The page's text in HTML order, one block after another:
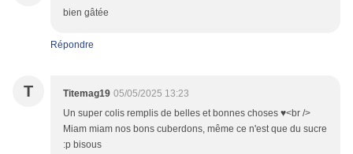
bien gâtée
Répondre
T Titemag19 05/05/2025 13:23
Un super colis remplis de belles et bonnes choses ♥<br />
Miam miam nos bons cuberdons, même ce n'est que du sucre
:p bisous